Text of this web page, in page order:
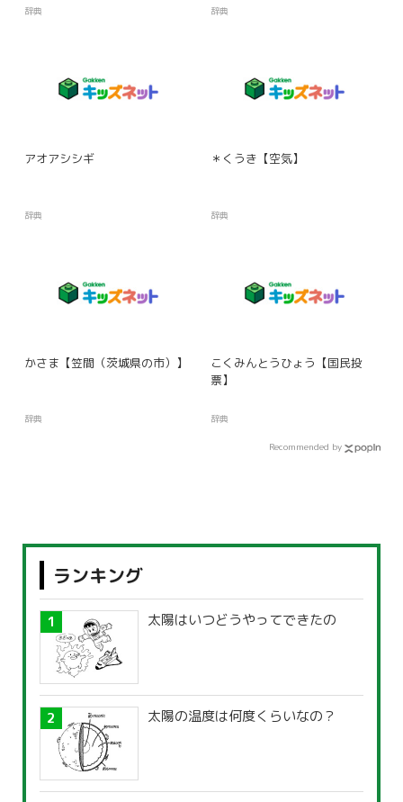
辞典 辞典
アオアシシギ
辞典
＊くうき【空気】
辞典
かさま【笠間（茨城県の市）】
辞典
こくみんとうひょう【国民投
票】
辞典
Recommended by
ランキング
太陽はいつどうやってできたの
太陽の温度は何度くらいなの？